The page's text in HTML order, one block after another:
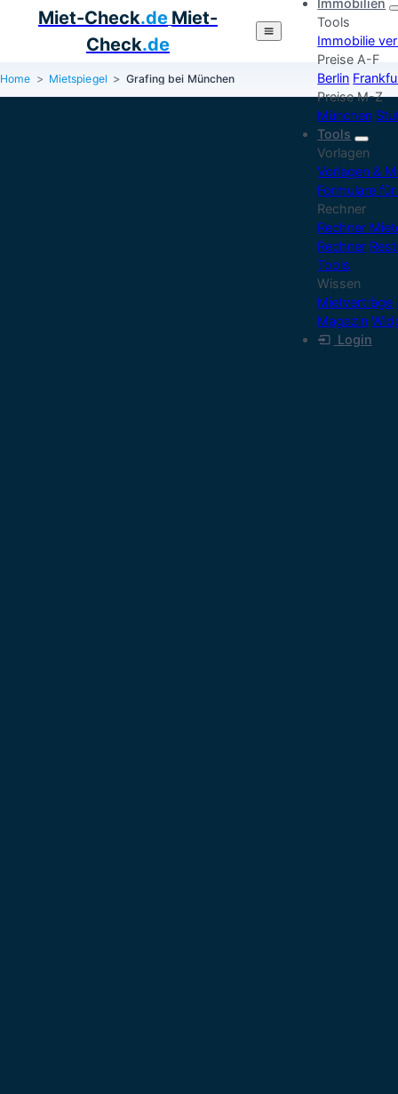
Miet-Check.de Miet-
Check.de
Immobilien
Tools
Immobilie
Preise A-F
Berlin
Preise M-Z
München
Tools
Vorlagen
Vorlagen &
Formulare
Rechner
Rechner
Rechner
Tools
Wissen
Mietverträge
Magazin
Login
Home Mietspiegel Grafing bei München